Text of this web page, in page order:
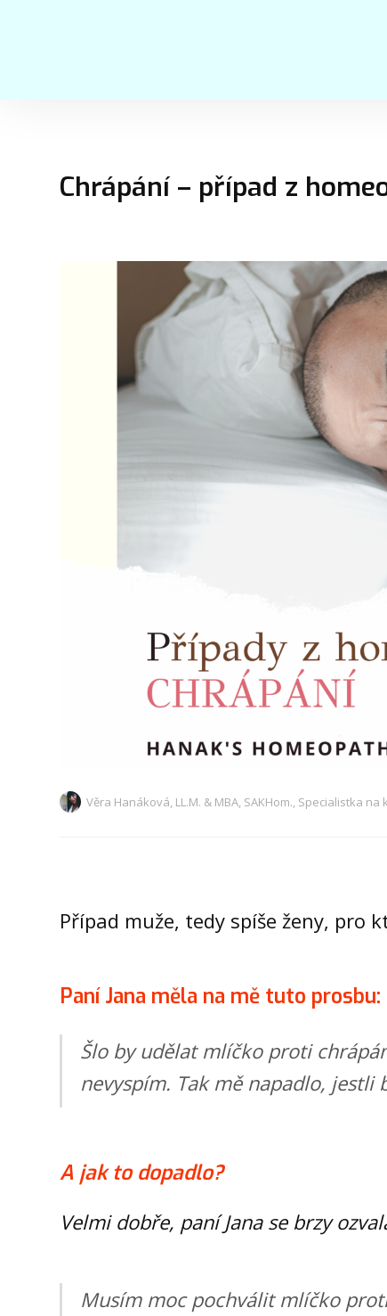
Chrápání – případ z
Věra Hanáková, LL.M. & MBA, SAKHom., Specialistka
Případ muže, tedy spíše ženy, pro
Paní Jana měla na mě tuto prosbu:
Šlo by udělat mlíčko proti
nevyspím. Tak mě napadlo,
A jak to dopadlo?
Velmi dobře, paní Jana se brzy
Musím moc pochválit mlíčko